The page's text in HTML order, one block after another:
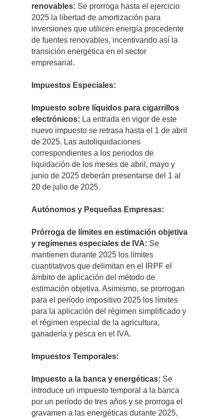
renovables: Se prorroga hasta el ejercicio
2025 la libertad de amortización para
inversiones que utilicen energía procedente
de fuentes renovables, incentivando así la
transición energética en el sector
empresarial.
Impuestos Especiales:
Impuesto sobre líquidos para cigarrillos
electrónicos: La entrada en vigor de este
nuevo impuesto se retrasa hasta el 1 de abril
de 2025. Las autoliquidaciones
correspondientes a los periodos de
liquidación de los meses de abril, mayo y
junio de 2025 deberán presentarse del 1 al
20 de julio de 2025.
Autónomos y Pequeñas Empresas:
Prórroga de límites en estimación objetiva
y regímenes especiales de IVA: Se
mantienen durante 2025 los límites
cuantitativos que delimitan en el IRPF el
ámbito de aplicación del método de
estimación objetiva. Asimismo, se prorrogan
para el período impositivo 2025 los límites
para la aplicación del régimen simplificado y
el régimen especial de la agricultura,
ganadería y pesca en el IVA.
Impuestos Temporales:
Impuesto a la banca y energéticas: Se
introduce un impuesto temporal a la banca
por un período de tres años y se prorroga el
gravamen a las energéticas durante 2025,